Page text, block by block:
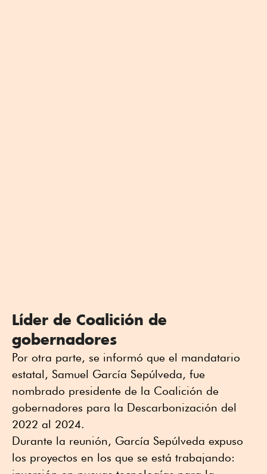
Líder de Coalición de
gobernadores
Por otra parte, se informó que el mandatario
estatal, Samuel García Sepúlveda, fue
nombrado presidente de la Coalición de
gobernadores para la Descarbonización del
2022 al 2024.
Durante la reunión, García Sepúlveda expuso
los proyectos en los que se está trabajando: